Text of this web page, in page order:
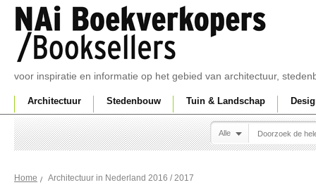
voor inspiratie en informatie op het gebied van architectuur,
Architectuur Stedenbouw Tuin & Landschap
Alle
Home Architectuur in Nederland 2016 / 2017